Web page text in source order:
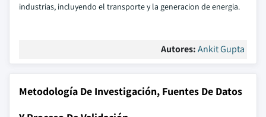
industrias, incluyendo el transporte y la generacion de energia.
Autores:Ankit Gupta
Metodología De Investigación, Fuentes De Datos